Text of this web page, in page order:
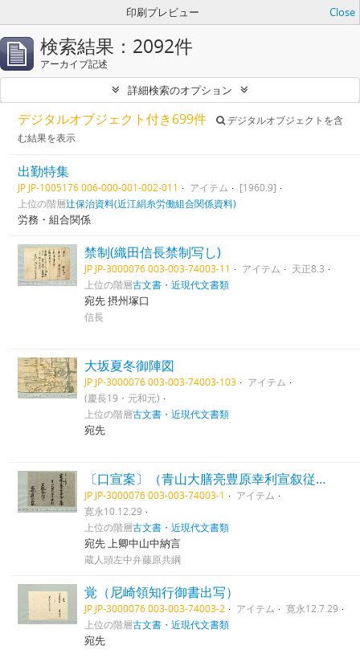
印刷プレビュー Close
検索結果：2092件
アーカイブ記述
詳細検索のオプション
デジタルオブジェクト付き699件
デジタルオブジェクトを含
む結果を表示
出勤特集
JP JP-1005176 006-000-001-002-011 アイテム
[1960.9]
上位の階層辻保治資料(近江絹糸労働組合関係資料)
労務・組合関係
禁制(織田信長禁制写し)
JP JP-3000076 003-003-74003-11 アイテム
天正8.3
上位の階層古文書・近現代文書類
宛先 摂州塚口
信長
大坂夏冬御陣図
JP JP-3000076 003-003-74003-103
アイテム
(慶長19・元和元)
上位の階層古文書・近現代文書類
宛先
〔口宣案〕（青山大膳亮豊原幸利宣叙従五位下）
JP JP-3000076 003-003-74003-1
アイテム
寛永10.12.29
上位の階層古文書・近現代文書類
宛先 上卿中山中納言
蔵人頭左中弁藤原共綱
覚（尼崎領知行御書出写）
JP JP-3000076 003-003-74003-2 アイテム
寛永12.7.29
上位の階層古文書・近現代文書類
宛先